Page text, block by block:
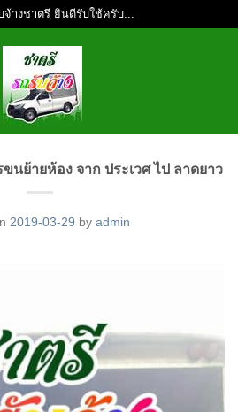
จ้างชาตรี ยินดีรับใช้ครับ...
นย้ายห้อง จาก ประเวศ ไป ลาดยาว
2019-03-29 by admin